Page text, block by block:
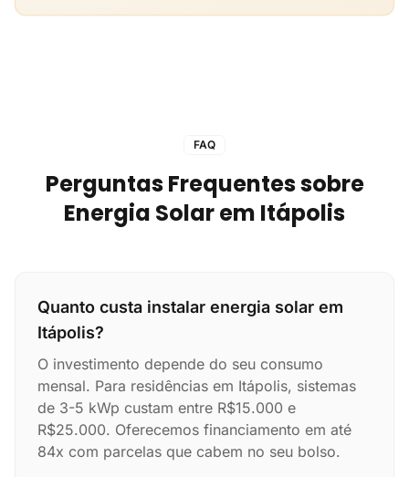
FAQ
Perguntas Frequentes sobre
Energia Solar em Itápolis
Quanto custa instalar energia solar em
Itápolis?
O investimento depende do seu consumo
mensal. Para residências em Itápolis, sistemas
de 3-5 kWp custam entre R$15.000 e
R$25.000. Oferecemos financiamento em até
84x com parcelas que cabem no seu bolso.